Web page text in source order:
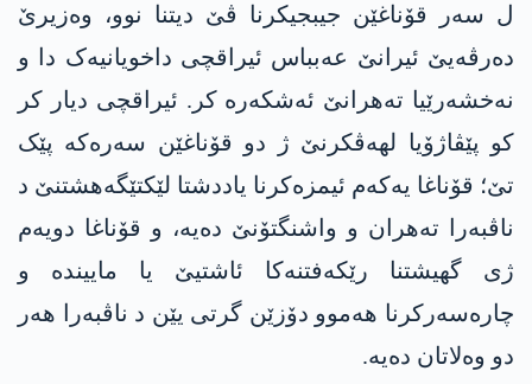
ل سەر قۆناغێن جیبجیکرنا ڤێ دیتنا نوو، وەزیرێ
دەرڤەیێ ئیرانێ عەبباس ئیراقچی داخویانیەک دا و
نەخشەرێیا تەھرانێ ئەشکەرە کر. ئیراقچی دیار کر
کو پێڤاژۆیا لھەڤکرنێ ژ دو قۆناغێن سەرەکە پێک
تێ؛ قۆناغا یەکەم ئیمزەکرنا یاددشتا لێکتێگەھشتنێ د
ناڤبەرا تەھران و واشنگتۆنێ دەیە، و قۆناغا دویەم
ژی گھیشتنا رێکەفتنەکا ئاشتیێ یا ماییندە و
چارەسەرکرنا ھەموو دۆزێن گرتی یێن د ناڤبەرا ھەر
دو وەلاتان دەیە.